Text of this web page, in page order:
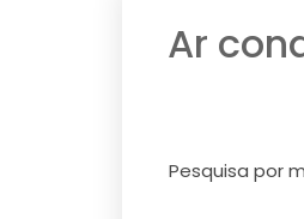
Ar
Pesquisa por